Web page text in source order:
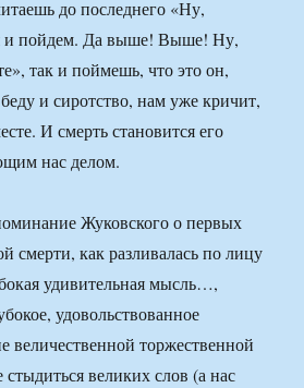
до последнего «Ну,
и пойдем. Да выше! Выше! Ну,
так и поймешь, что это он,
и сиротство, нам уже кричит,
И смерть становится его
нас делом.
Жуковского о первых
смерти, как разливалась по лицу
удивительная мысль…,
удовольствованное
торжественной
великих слов (а нас